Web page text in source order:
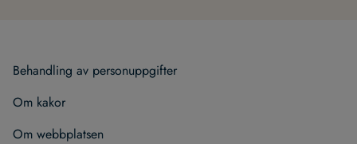
Behand­ling av per­son­upp­gif­ter
Om kakor
Om webb­plat­sen